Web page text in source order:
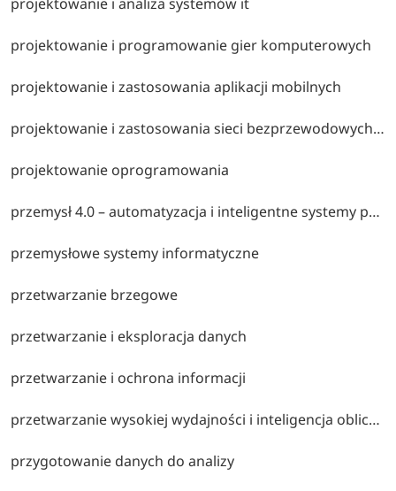
projektowanie i programowanie gier komputerowych
projektowanie i zastosowania aplikacji mobilnych
projektowanie i zastosowania sieci bezprzewodowych dla internetu rzeczy
projektowanie oprogramowania
przemysł 4.0 – automatyzacja i inteligentne systemy produkcyjne
przemysłowe systemy informatyczne
przetwarzanie brzegowe
przetwarzanie i eksploracja danych
przetwarzanie i ochrona informacji
przetwarzanie wysokiej wydajności i inteligencja obliczeniowa
przygotowanie danych do analizy